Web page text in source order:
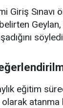
Giriş Sınavı
Geylan,
eğitim
olarak atanma